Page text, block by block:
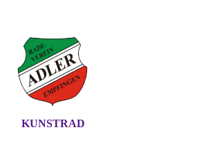
KUNSTRAD